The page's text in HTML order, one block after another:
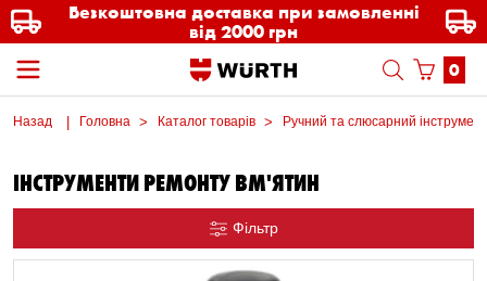
Безкоштовна доставка при замовленні
від 2000 грн
0
Назад Головна Каталог товарів Ручний та слюсарний інструмент
ІНСТРУМЕНТИ РЕМОНТУ ВМ'ЯТИН
Фільтр